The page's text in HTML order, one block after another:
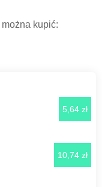
można kupić: